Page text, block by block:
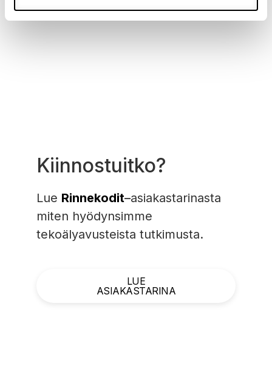
Kiinnostuitko?
Lue Rinnekodit–asiakastarinasta
miten hyödynsimme
tekoälyavusteista tutkimusta.
LUE
ASIAKASTARINA